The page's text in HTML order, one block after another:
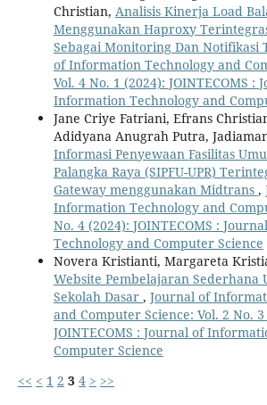
Christian, Analisis Kinerja Load
Menggunakan Haproxy
Sebagai Monitoring Dan Notifikasi
of Information Technology and
Vol. 4 No. 1 (2024): JOINTECOMS :
Information Technology and
Jane Criye Fatriani, Efrans
Adidyana Anugrah Putra,
Informasi Penyewaan Fasilitas
Palangka Raya (SIPFU-UPR)
Gateway menggunakan Midtrans ,
Information Technology and
No. 4 (2024): JOINTECOMS :
Technology and Computer Science
Novera Kristianti, Margareta
Website Pembelajaran Sederhana
Sekolah Dasar , Journal of
and Computer Science: Vol. 2 No. 3
JOINTECOMS : Journal of
Computer Science
<< < 1 2 3 4 > >>